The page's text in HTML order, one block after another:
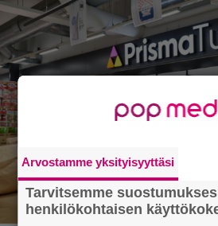
Arvostamme yksityisyyttäsi
Tarvitsemme
henkilökohtaisen